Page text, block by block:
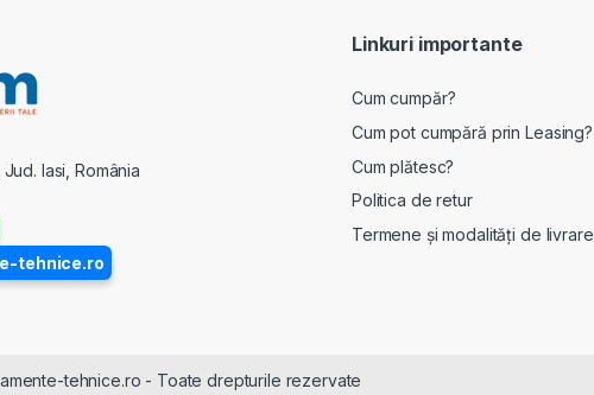
Iasi, România
tehnice.ro
Linkuri importante
Cum cumpăr?
Cum pot cumpără prin Leasing?
Cum plătesc?
Politica de retur
Termene și modalități de livrare
tehnice.ro - Toate drepturile rezervate